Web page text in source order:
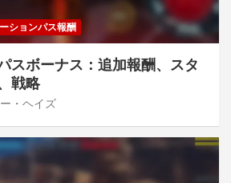
ションパス報酬
スボーナス：追加報酬、スタ
戦略
・ヘイズ